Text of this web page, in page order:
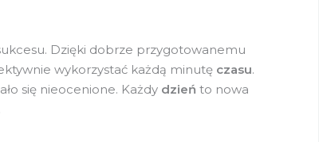
Dzięki dobrze przygotowanemu
wykorzystać każdą minutę czasu.
się nieocenione. Każdy dzień to nowa